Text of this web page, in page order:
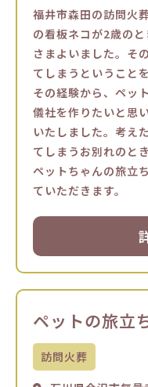
福井市森田の訪問火
の看板ネコが2歳の
さまよいました。そ
てしまうということ
その経験から、ペッ
儀社を作りたいと思
いたしました。考え
てしまうお別れのと
ペットちゃんの旅立
ていただきます。
ペットの旅
訪問火葬